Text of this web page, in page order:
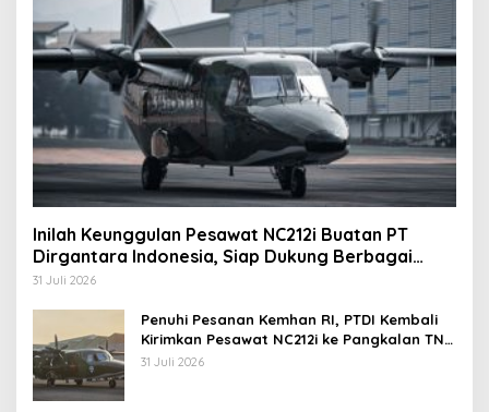
Inilah Keunggulan Pesawat NC212i Buatan PT
Dirgantara Indonesia, Siap Dukung Berbagai
Operasi TNI
31 Juli 2026
Penuhi Pesanan Kemhan RI, PTDI Kembali
Kirimkan Pesawat NC212i ke Pangkalan TNI
AU
31 Juli 2026